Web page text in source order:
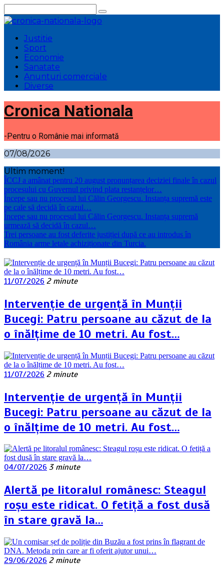
la
conținut
Justitie
Sport
Economie
Sanatate
Anunturi comerciale
Diverse
Cronica Nationala
-Pentru o Românie mai informată
07/08/2026
Ultim moment!
ÎCCJ a amânat pentru 20 august pronunțarea deciziei finale în cazul
procesului cu Guvernul privind plata restanțelor…
Începe sau nu procesul lui Călin Georgescu. Instanța supremă este
pe cale să decidă în cazul…
Începe sau nu procesul lui Călin Georgescu. Instanța supremă
urmează să decidă în cazul…
Trei persoane au fost deferite justiției după ce au introdus în
România arme letale achiziționate din Turcia.
11/07/2026 2 minute
Intervenție de urgență în Munții
Bucegi: Patru persoane au căzut de la
o înălțime de 10 metri. Au fost…
11/07/2026 2 minute
Intervenție de urgență în Munții
Bucegi: Patru persoane au căzut de la
o înălțime de 10 metri. Au fost…
04/07/2026 3 minute
Alertă pe litoralul românesc: Steagul
roșu este ridicat. O fetiță a fost dusă
în stare gravă la…
29/06/2026 2 minute